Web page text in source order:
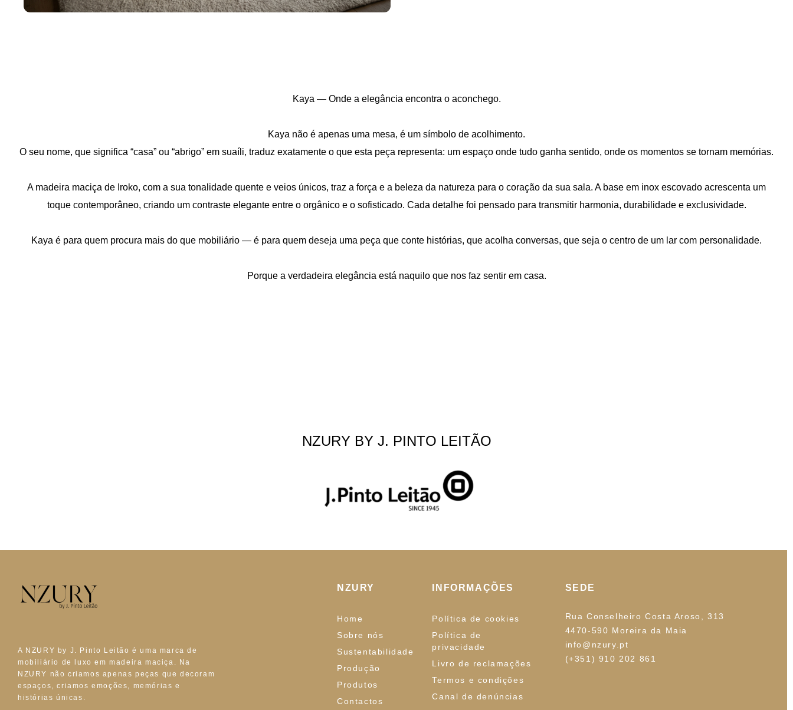
Kaya — Onde a elegância encontra o aconchego.
Kaya não é apenas uma mesa, é um símbolo de acolhimento.
O seu nome, que significa “casa” ou “abrigo” em suaíli, traduz exatamente o que esta peça representa: um espaço onde tudo ganha sentido, onde os momentos se tornam memórias.
A madeira maciça de Iroko, com a sua tonalidade quente e veios únicos, traz a força e a beleza da natureza para o coração da sua sala. A base em inox escovado acrescenta um
toque contemporâneo, criando um contraste elegante entre o orgânico e o sofisticado. Cada detalhe foi pensado para transmitir harmonia, durabilidade e exclusividade.
Kaya é para quem procura mais do que mobiliário — é para quem deseja uma peça que conte histórias, que acolha conversas, que seja o centro de um lar com personalidade.
Porque a verdadeira elegância está naquilo que nos faz sentir em casa.
NZURY BY J. PINTO LEITÃO
A NZURY by J. Pinto Leitão é uma marca de
mobiliário de luxo em madeira maciça. Na
NZURY não criamos apenas peças que decoram
espaços, criamos emoções, memórias e
histórias únicas.
NZURY
Home
Sobre nós
Sustentabilidade
Produção
Produtos
Contactos
INFORMAÇÕES
Política de cookies
Política de
privacidade
Livro de reclamações
Termos e condições
Canal de denúncias
SEDE
Rua Conselheiro Costa Aroso, 313
4470-590 Moreira da Maia
info@nzury.pt
(+351) 910 202 861